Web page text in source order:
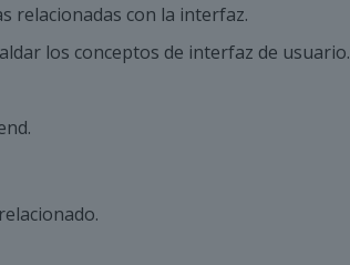
relacionadas con la interfaz.
los conceptos de interfaz de usuario.